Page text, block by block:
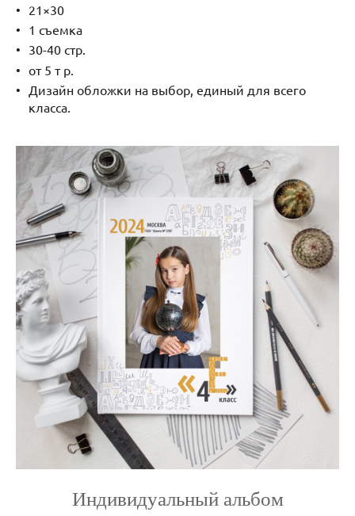
21×30
1 съемка
30-40 стр.
от 5 т р.
Дизайн обложки на выбор, единый для всего
класса.
Индивидуальный альбом